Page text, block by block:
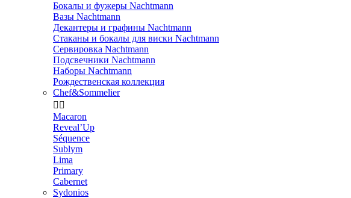
Бокалы и фужеры Nachtmann
Вазы Nachtmann
Декантеры и графины Nachtmann
Стаканы и бокалы для виски Nachtmann
Сервировка Nachtmann
Подсвечники Nachtmann
Наборы Nachtmann
Рождественская коллекция
Chef&Sommelier
 
Macaron
Reveal’Up
Séquence
Sublym
Lima
Primary
Cabernet
Sydonios